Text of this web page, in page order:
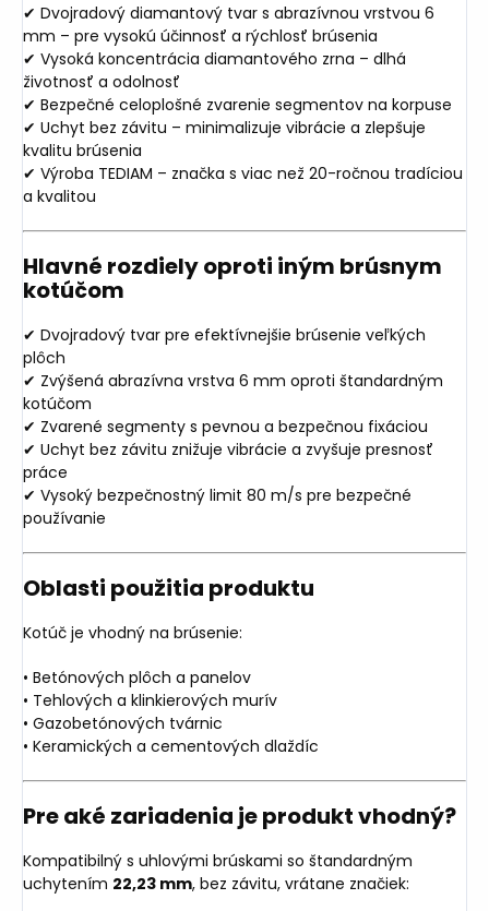
✔ Dvojradový diamantový tvar s abrazívnou vrstvou 6
mm – pre vysokú účinnosť a rýchlosť brúsenia
✔ Vysoká koncentrácia diamantového zrna – dlhá
životnosť a odolnosť
✔ Bezpečné celoplošné zvarenie segmentov na korpuse
✔ Uchyt bez závitu – minimalizuje vibrácie a zlepšuje
kvalitu brúsenia
✔ Výroba TEDIAM – značka s viac než 20-ročnou tradíciou
a kvalitou
Hlavné rozdiely oproti iným brúsnym
kotúčom
✔ Dvojradový tvar pre efektívnejšie brúsenie veľkých
plôch
✔ Zvýšená abrazívna vrstva 6 mm oproti štandardným
kotúčom
✔ Zvarené segmenty s pevnou a bezpečnou fixáciou
✔ Uchyt bez závitu znižuje vibrácie a zvyšuje presnosť
práce
✔ Vysoký bezpečnostný limit 80 m/s pre bezpečné
používanie
Oblasti použitia produktu
Kotúč je vhodný na brúsenie:
• Betónových plôch a panelov
• Tehlových a klinkierových murív
• Gazobetónových tvárnic
• Keramických a cementových dlaždíc
Pre aké zariadenia je produkt vhodný?
Kompatibilný s uhlovými brúskami so štandardným
uchytením 22,23 mm, bez závitu, vrátane značiek: